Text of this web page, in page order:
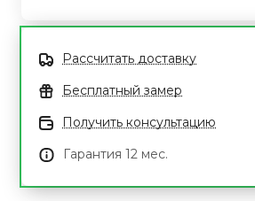
Рассчитать доставку
Бесплатный замер
Получить консультацию
Гарантия 12 мес.